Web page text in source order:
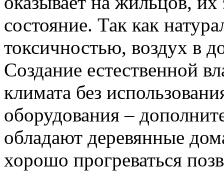
состояние. Так как
токсичностью, воздух в
Создание естественной
климата без
оборудования –
обладают деревянные
хорошо прогреваться